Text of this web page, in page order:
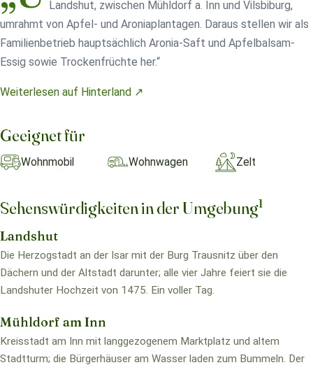
Landshut, zwischen Mühldorf a. Inn und Vilsbiburg,
umrahmt von Apfel- und Aroniaplantagen. Daraus stellen wir als
Familienbetrieb hauptsächlich Aronia-Saft und Apfelbalsam-
Essig sowie Trockenfrüchte her.“
Weiterlesen auf Hinterland ↗
Geeignet für
Wohnmobil Wohnwagen Zelt
Sehenswürdigkeiten in der Umgebung1
Landshut
Die Herzogstadt an der Isar mit der Burg Trausnitz über den
Dächern und der Altstadt darunter; alle vier Jahre feiert sie die
Landshuter Hochzeit von 1475. Ein voller Tag.
Mühldorf am Inn
Kreisstadt am Inn mit langgezogenem Marktplatz und altem
Stadtturm; die Bürgerhäuser am Wasser laden zum Bummeln. Der